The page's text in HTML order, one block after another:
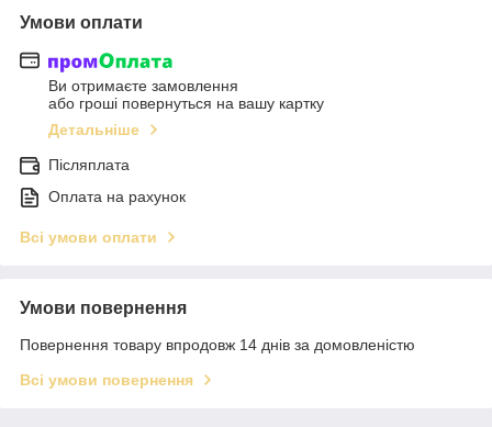
Умови оплати
Ви отримаєте замовлення
або гроші повернуться на вашу картку
Детальніше
Післяплата
Оплата на рахунок
Всі умови оплати
Умови повернення
Повернення товару впродовж 14 днів за домовленістю
Всі умови повернення